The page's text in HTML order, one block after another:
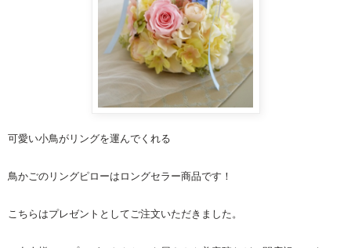
可愛い小鳥がリングを運んでくれる
鳥かごのリングピローはロングセラー商品です！
こちらはプレゼントとしてご注文いただきました。